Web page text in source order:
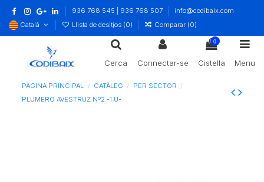
936 768 545 | 936 768 507
info@codibaix.com
Català
Llista de desitjos (0) Comparar (0)
Cerca Connectar-se
0
Cistella Menu
PÀGINA PRINCIPAL CATÀLEG
PER SECTOR
PLUMERO AVESTRUZ Nº2 -1 U-